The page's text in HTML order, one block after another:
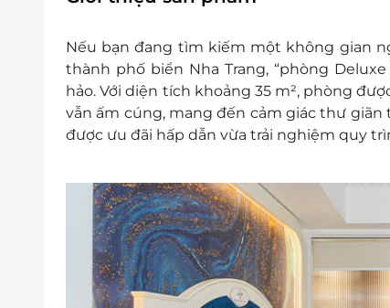
Giờ nhận phòng: Sau 14h00
Giờ trả phòng: Trước 12h00
Check in sớm - Check out muộn:
theo quy định của khách sạn
Điều kiện đặt phòng:
Văn phòng HCM: 028 6680 8757
Liên hệ check tình trạng phòng
Điều kiện khác:
Áp dụng 01 e-Voucher/e-Coupon cho
Một khách hàng được mua nhiều e-
e-Voucher/e-Coupon không có giá
Nếu bạn đang tìm kiếm một không gian
thành phố biển Nha Trang, “phòng Deluxe
hảo. Với diện tích khoảng 35 m², phòng
vẫn ấm cúng, mang đến cảm giác thư
được ưu đãi hấp dẫn vừa trải nghiệm quy